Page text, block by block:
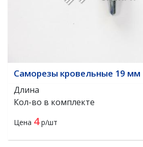
Саморезы кровельные 19 мм
Длина
Кол-во в комплекте
Цена 4р/шт